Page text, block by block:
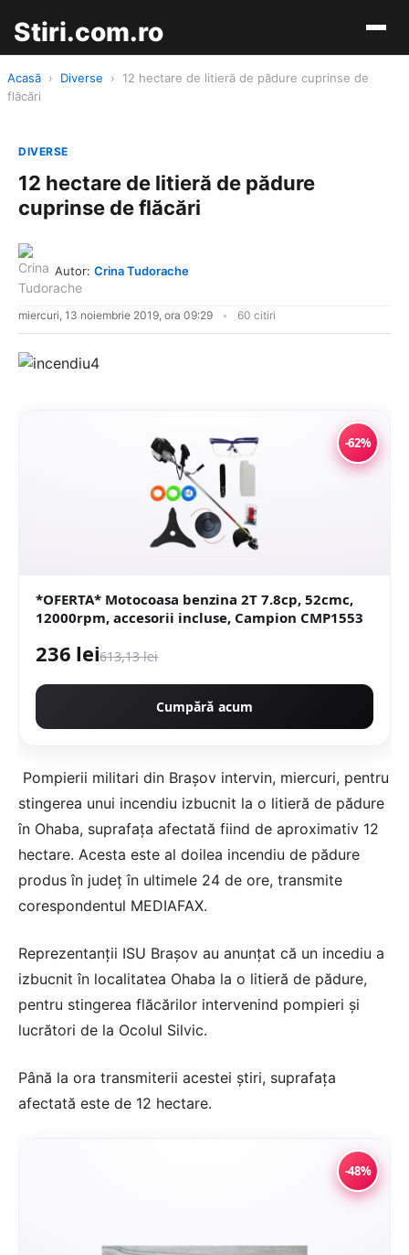
Stiri.com.ro
Acasă › Diverse ›
12 hectare de litieră de pădure cuprinse de
flăcări
DIVERSE
12 hectare de litieră de pădure
cuprinse de flăcări
Autor: Crina Tudorache
miercuri, 13 noiembrie 2019, ora 09:29 60 citiri
-62%
*OFERTA* Motocoasa benzina 2T 7.8cp, 52cmc,
12000rpm, accesorii incluse, Campion CMP1553
236 lei613,13 lei
Cumpără acum
Pompierii militari din Brașov intervin, miercuri, pentru
stingerea unui incendiu izbucnit la o litieră de pădure
în Ohaba, suprafața afectată fiind de aproximativ 12
hectare. Acesta este al doilea incendiu de pădure
produs în județ în ultimele 24 de ore, transmite
corespondentul MEDIAFAX.
Reprezentanții ISU Brașov au anunțat că un incediu a
izbucnit în localitatea Ohaba la o litieră de pădure,
pentru stingerea flăcărilor intervenind pompieri și
lucrători de la Ocolul Silvic.
Până la ora transmiterii acestei știri, suprafața
afectată este de 12 hectare.
-48%